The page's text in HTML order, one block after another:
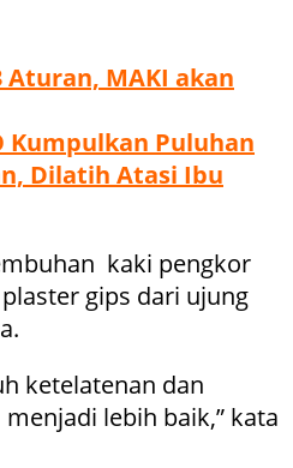
Aturan, MAKI akan
Kumpulkan Puluhan
Dilatih Atasi Ibu
kaki pengkor
gips dari ujung
ketelatenan dan
lebih baik,” kata